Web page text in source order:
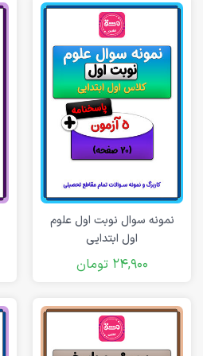
نمونه سوال نوبت اول علوم
اول ابتدایی
24,900 تومان